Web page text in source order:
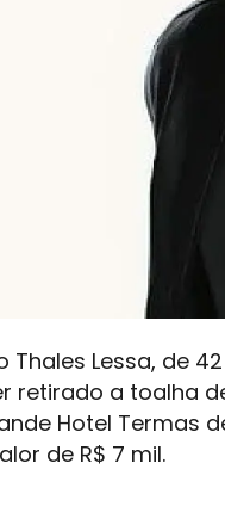
Thales Lessa, de
retirado a toalha
Hotel Termas
de R$ 7 mil.